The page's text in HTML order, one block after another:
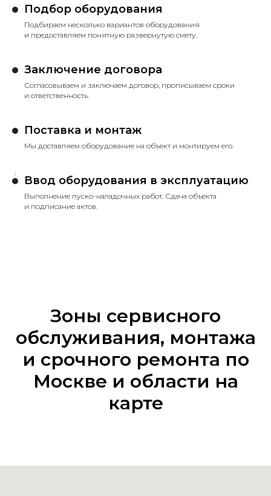
Подбор оборудования
Подбираем несколько вариантов оборудования
и предоставляем понятную развернутую смету.
Заключение договора
Согласовываем и заключаем договор, прописываем сроки
и ответственность.
Поставка и монтаж
Мы доставляем оборудование на объект и монтируем его.
Ввод оборудования в эксплуатацию
Выполнение пуско-наладочных работ. Сдача объекта
и подписание актов.
Зоны сервисного
обслуживания, монтажа
и срочного ремонта по
Москве и области на
карте